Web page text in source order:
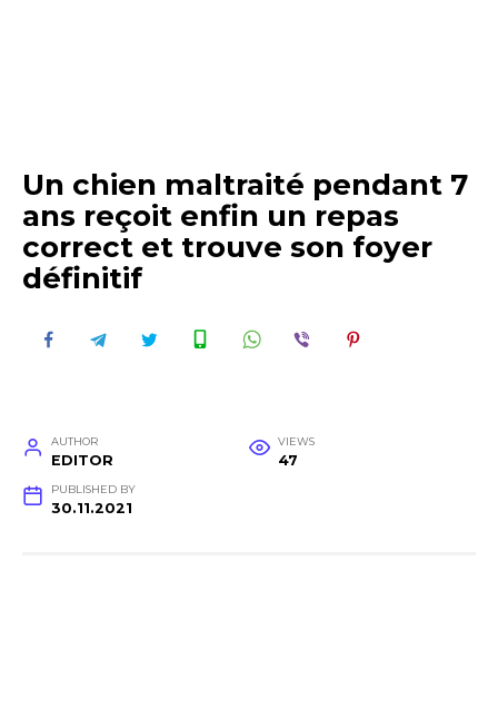
Un chien maltraité pendant 7
ans reçoit enfin un repas
correct et trouve son foyer
définitif
AUTHOR
EDITOR
VIEWS
47
PUBLISHED BY
30.11.2021